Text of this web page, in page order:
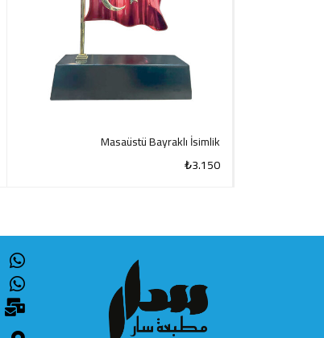
Masaüstü Bayraklı İsimlik
₺3.150